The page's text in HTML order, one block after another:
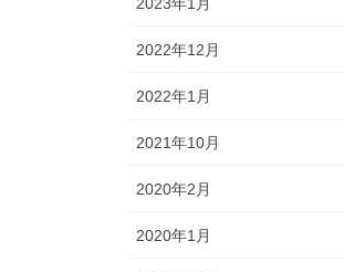
2023年1月
2022年12月
2022年1月
2021年10月
2020年2月
2020年1月